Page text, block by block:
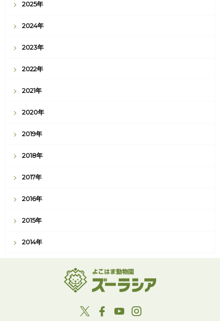
2025年
2024年
2023年
2022年
2021年
2020年
2019年
2018年
2017年
2016年
2015年
2014年